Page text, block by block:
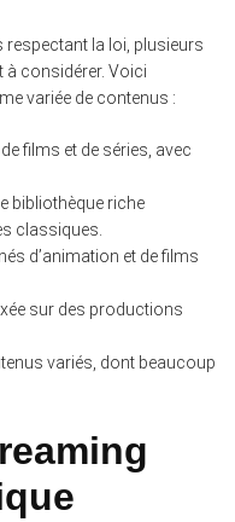
la loi, plusieurs
considérer. Voici
variée de contenus :
films et de séries, avec
bibliothèque riche
classiques.
d’animation et de films
sur des productions
variés, dont beaucoup